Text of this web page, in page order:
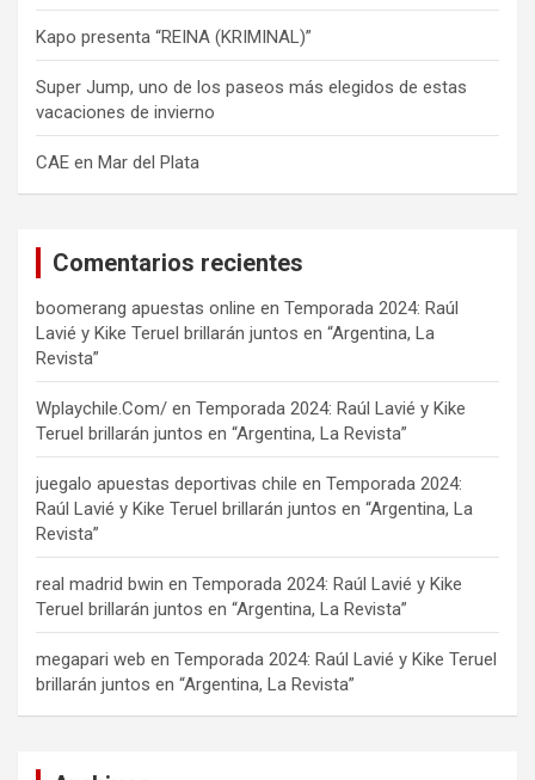
Kapo presenta “REINA (KRIMINAL)”
Super Jump, uno de los paseos más elegidos de estas
vacaciones de invierno
CAE en Mar del Plata
Comentarios recientes
boomerang apuestas online en Temporada 2024: Raúl
Lavié y Kike Teruel brillarán juntos en “Argentina, La
Revista”
Wplaychile.Com/ en Temporada 2024: Raúl Lavié y Kike
Teruel brillarán juntos en “Argentina, La Revista”
juegalo apuestas deportivas chile en Temporada 2024:
Raúl Lavié y Kike Teruel brillarán juntos en “Argentina, La
Revista”
real madrid bwin en Temporada 2024: Raúl Lavié y Kike
Teruel brillarán juntos en “Argentina, La Revista”
megapari web en Temporada 2024: Raúl Lavié y Kike Teruel
brillarán juntos en “Argentina, La Revista”